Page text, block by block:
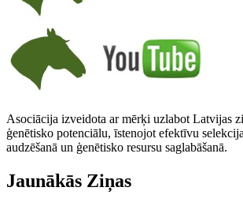
Asociācija izveidota ar mērķi uzlabot Latvijas
ģenētisko potenciālu, īstenojot efektīvu
audzēšanā un ģenētisko resursu saglabāšanā.
Jaunākās Ziņas